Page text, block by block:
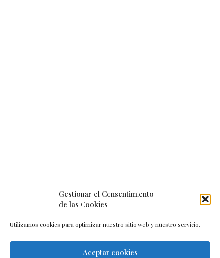
Gestionar el Consentimiento
de las Cookies
Utilizamos cookies para optimizar nuestro sitio web y nuestro servicio.
Aceptar cookies